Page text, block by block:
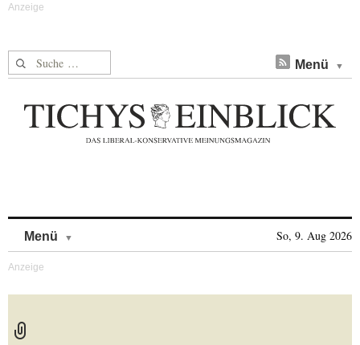
Suche nach: Menü
Menü So, 9. Aug 2026